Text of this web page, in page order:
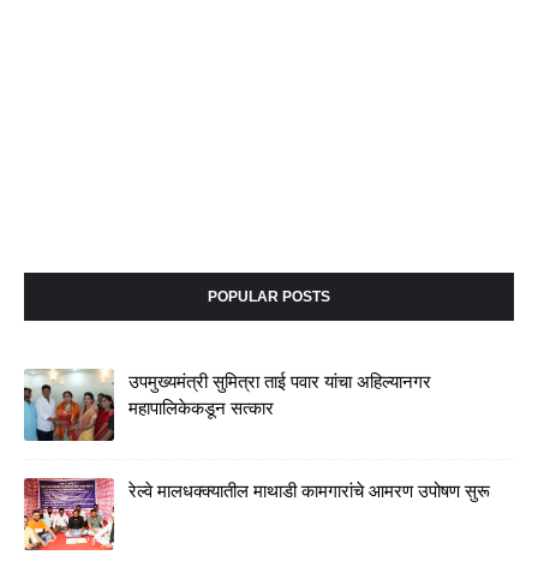
POPULAR POSTS
उपमुख्यमंत्री सुमित्रा ताई पवार यांचा अहिल्यानगर
महापालिकेकडून सत्कार
रेल्वे मालधक्क्यातील माथाडी कामगारांचे आमरण उपोषण सुरू